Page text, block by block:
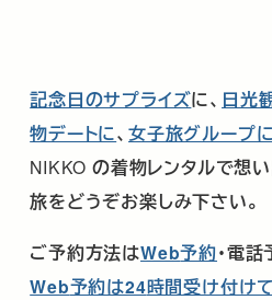
記念日のサプライズに、 日光
物デートに、 女子旅グループに
NIKKO の着物レンタルで想
旅をどうぞお楽しみ下さい。
ご予約方法はWeb予約・電
Web予約は24時間受け付けて